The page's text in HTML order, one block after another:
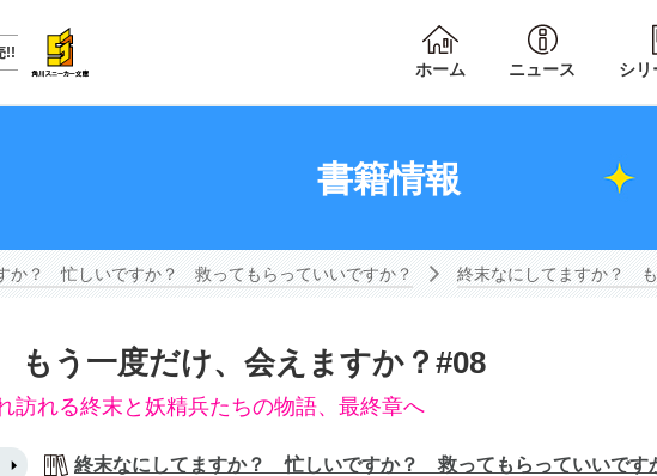
!!
ホーム ニュース シリ
書籍情報
か？ 忙しいですか？ 救ってもらっていいですか？ 終末なにしてますか？
う一度だけ、会えますか？#08
れる終末と妖精兵たちの物語、最終章へ
終末なにしてますか？ 忙しいですか？ 救ってもらっていいです